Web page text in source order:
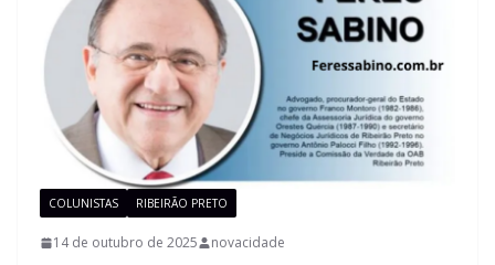
COLUNISTAS RIBEIRÃO PRETO
14 de outubro de 2025 novacidade